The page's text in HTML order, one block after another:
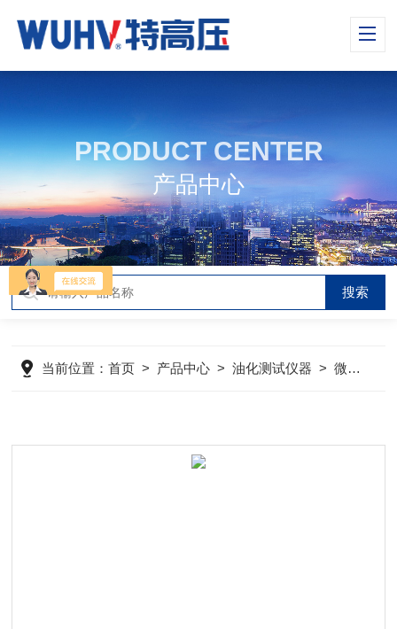
PRODUCT CENTER
产品中心
当前位置：首页 > 产品中心 >油化测试仪器 >微量水分测定仪